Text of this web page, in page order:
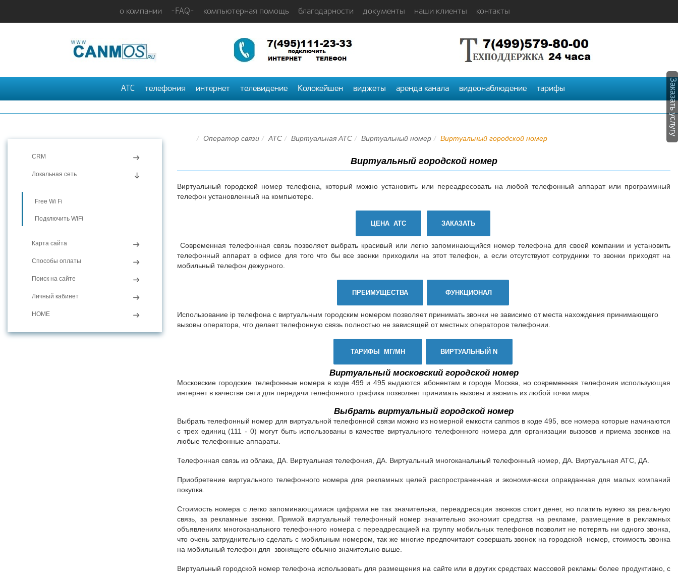
Заказать услугу
о компании -FAQ- компьютерная помощь благодарности документы наши клиенты контакты
АТС телефония интернет телевидение Колокейшен виджеты аренда канала видеонаблюдение тарифы
CRM
Локальная сеть
Free Wi Fi
Подключить WiFi
Карта сайта
Способы оплаты
Поиск на сайте
Личный кабинет
HOME
Оператор связи АТС Виртуальная АТС Виртуальный номер Виртуальный городской номер
Виртуальный городской номер
Виртуальный городской номер телефона, который можно установить или переадресовать на любой телефонный аппарат или программный
телефон установленный на компьютере.
ЦЕНА АТС ЗАКАЗАТЬ
Современная телефонная связь позволяет выбрать красивый или легко запоминающийся номер телефона для своей компании и установить
телефонный аппарат в офисе для того что бы все звонки приходили на этот телефон, а если отсутствуют сотрудники то звонки приходят на
мобильный телефон дежурного.
ПРЕИМУЩЕСТВА ФУНКЦИОНАЛ
Использование ip телефона с виртуальным городским номером позволяет принимать звонки не зависимо от места нахождения принимающего
вызовы оператора, что делает телефонную связь полностью не зависящей от местных операторов телефонии.
ТАРИФЫ МГ/МН ВИРТУАЛЬНЫЙ N
Виртуальный московский городской номер
Московские городские телефонные номера в коде 499 и 495 выдаются абонентам в городе Москва, но современная телефония использующая
интернет в качестве сети для передачи телефонного трафика позволяет принимать вызовы и звонить из любой точки мира.
Выбрать виртуальный городской номер
Выбрать телефонный номер для виртуальной телефонной связи можно из номерной емкости canmos в коде 495, все номера которые начинаются
с трех единиц (111 - 0) могут быть использованы в качестве виртуального телефонного номера для организации вызовов и приема звонков на
любые телефонные аппараты.
Телефонная связь из облака, ДА. Виртуальная телефония, ДА. Виртуальный многоканальный телефонный номер, ДА. Виртуальная АТС, ДА.
Приобретение виртуального телефонного номера для рекламных целей распространенная и экономически оправданная для малых компаний
покупка.
Стоимость номера с легко запоминающимися цифрами не так значительна, переадресация звонков стоит денег, но платить нужно за реальную
связь, за рекламные звонки. Прямой виртуальный телефонный номер значительно экономит средства на рекламе, размещение в рекламных
объявлениях многоканального телефонного номера с переадресацией на группу мобильных телефонов позволит не потерять ни одного звонка,
что очень затруднительно сделать с мобильным номером, так же многие предпочитают совершать звонок на городской номер, стоимость звонка
на мобильный телефон для звонящего обычно значительно выше.
Виртуальный городской номер телефона использовать для размещения на сайте или в других средствах массовой рекламы более продуктивно, с